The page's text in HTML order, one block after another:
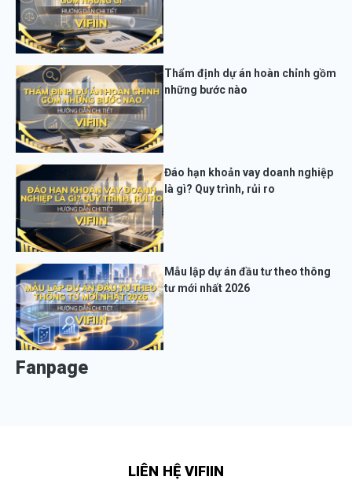
Thẩm định dự án hoàn chỉnh gồm
những bước nào
Đáo hạn khoản vay doanh nghiệp
là gì? Quy trình, rủi ro
Mẫu lập dự án đầu tư theo thông
tư mới nhất 2026
Fanpage
LIÊN HỆ VIFIIN